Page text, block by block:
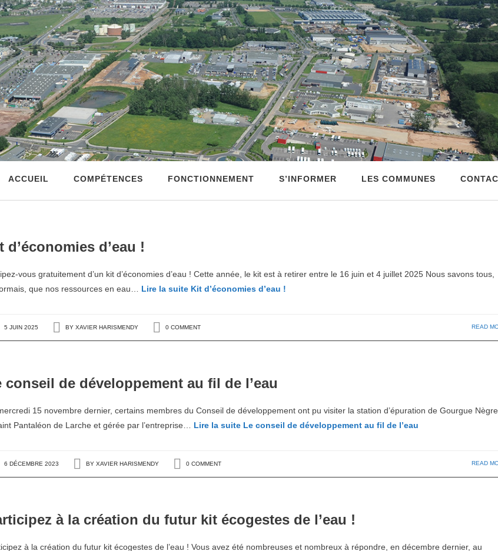
ACCUEIL COMPÉTENCES FONCTIONNEMENT S’INFORMER LES COMMUNES
d’économies d’eau !
vous gratuitement d’un kit d’économies d’eau ! Cette année, le kit est à retirer entre le 16 juin et 4 juillet 2025 Nous savons tous,
que nos ressources en eau… Lire la suiteKit d’économies d’eau !
5 JUIN 2025 BY XAVIER HARISMENDY 0 COMMENT READ
conseil de développement au fil de l’eau
15 novembre dernier, certains membres du Conseil de développement ont pu visiter la station d’épuration de Gourgue
Pantaléon de Larche et gérée par l’entreprise… Lire la suiteLe conseil de développement au fil de l’eau
6 DÉCEMBRE 2023 BY XAVIER HARISMENDY 0 COMMENT READ
à la création du futur kit écogestes de l’eau !
à la création du futur kit écogestes de l’eau ! Vous avez été nombreuses et nombreux à répondre, en décembre dernier, au